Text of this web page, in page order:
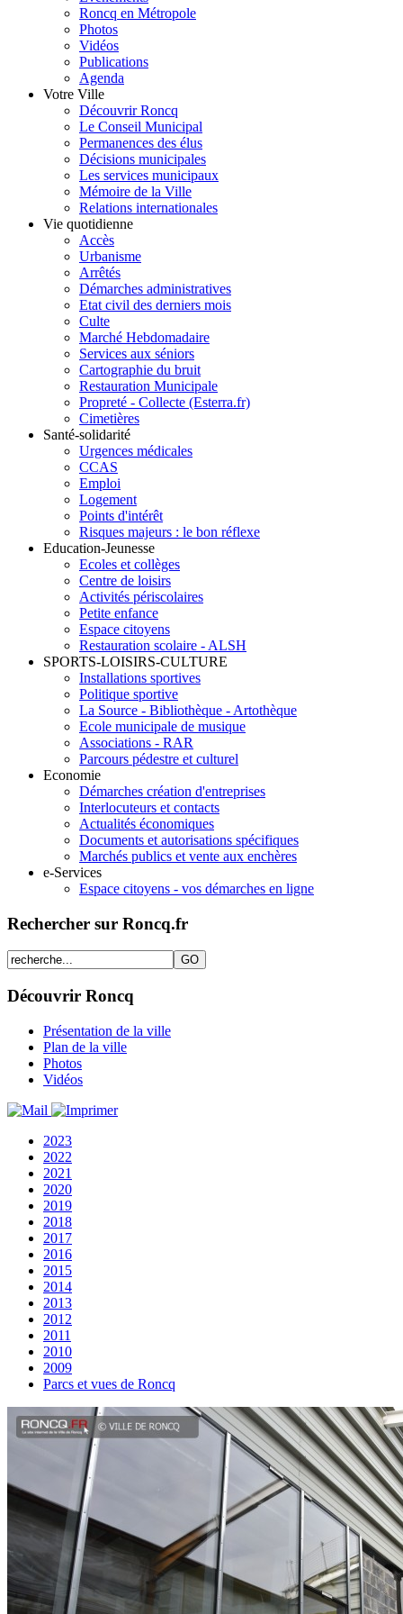
Roncq en Métropole
Photos
Vidéos
Publications
Agenda
Votre Ville
Découvrir Roncq
Le Conseil Municipal
Permanences des élus
Décisions municipales
Les services municipaux
Mémoire de la Ville
Relations internationales
Vie quotidienne
Accès
Urbanisme
Arrêtés
Démarches administratives
Etat civil des derniers mois
Culte
Marché Hebdomadaire
Services aux séniors
Cartographie du bruit
Restauration Municipale
Propreté - Collecte (Esterra.fr)
Cimetières
Santé-solidarité
Urgences médicales
CCAS
Emploi
Logement
Points d'intérêt
Risques majeurs : le bon réflexe
Education-Jeunesse
Ecoles et collèges
Centre de loisirs
Activités périscolaires
Petite enfance
Espace citoyens
Restauration scolaire - ALSH
SPORTS-LOISIRS-CULTURE
Installations sportives
Politique sportive
La Source - Bibliothèque - Artothèque
Ecole municipale de musique
Associations - RAR
Parcours pédestre et culturel
Economie
Démarches création d'entreprises
Interlocuteurs et contacts
Actualités économiques
Documents et autorisations spécifiques
Marchés publics et vente aux enchères
e-Services
Espace citoyens - vos démarches en ligne
Rechercher sur Roncq.fr
Découvrir Roncq
Présentation de la ville
Plan de la ville
Photos
Vidéos
2023
2022
2021
2020
2019
2018
2017
2016
2015
2014
2013
2012
2011
2010
2009
Parcs et vues de Roncq